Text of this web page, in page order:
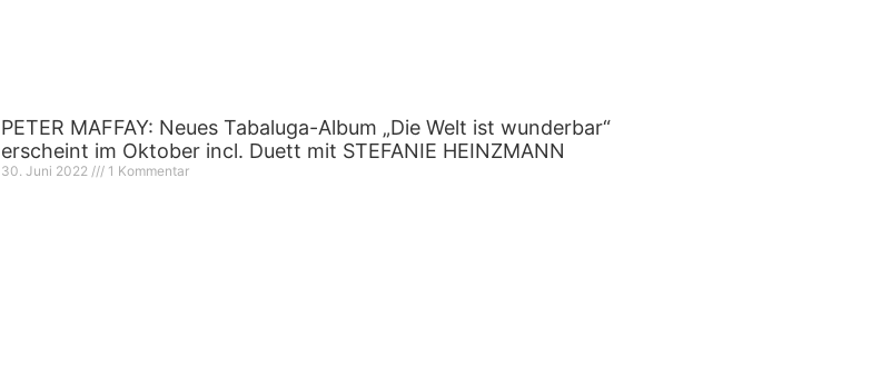
PETER MAFFAY: Neues Tabaluga-Album „Die Welt ist wunderbar“
erscheint im Oktober incl. Duett mit STEFANIE HEINZMANN
30. Juni 2022 1 Kommentar